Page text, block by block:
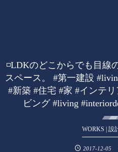
◽️LDKのどこからでも目線
スペース。 #第一建設
#新築 #住宅 #家 #インテ
ビング #living
WORKS | 設
2017-12-05